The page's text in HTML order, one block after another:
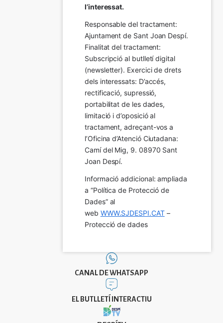
l’interessat.
Responsable del tractament:
Ajuntament de Sant Joan Despí.
Finalitat del tractament:
Subscripció al butlletí digital
(newsletter). Exercici de drets
dels interessats: D’accés,
rectificació, supressió,
portabilitat de les dades,
limitació i d’oposició al
tractament, adreçant-vos a
l’Oficina d’Atenció Ciutadana:
Camí del Mig, 9. 08970 Sant
Joan Despí.
Informació addicional: ampliada
a “Política de Protecció de
Dades” al
web WWW.SJDESPI.CAT –
Protecció de dades
CANAL DE WHATSAPP
EL BUTLLETÍ INTERACTIU